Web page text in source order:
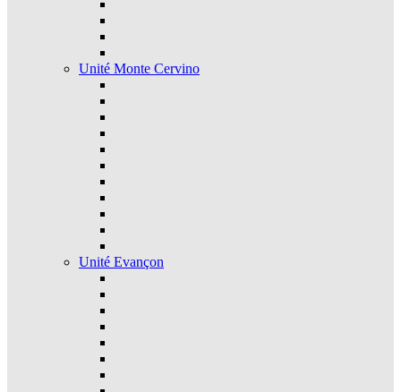
Unité Monte Cervino
Unité Evançon